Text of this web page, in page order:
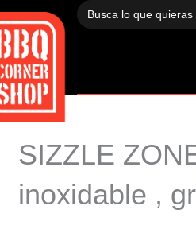
Buscar:
SIZZLE
inoxidable ,